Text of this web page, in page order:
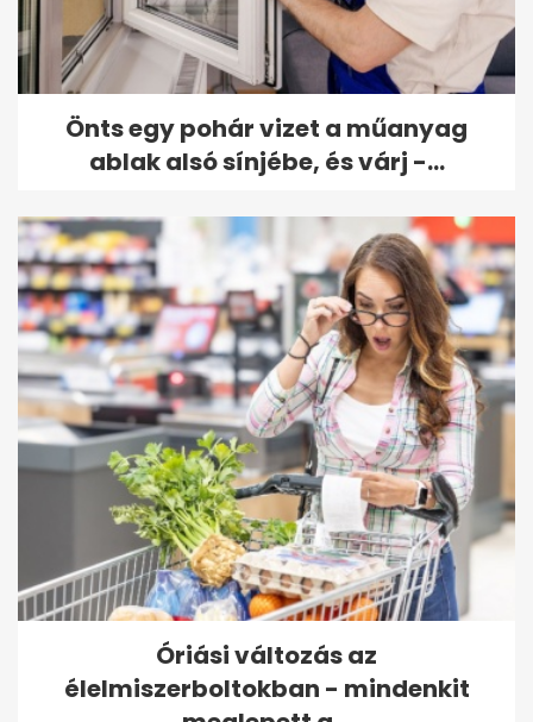
Önts egy pohár vizet a műanyag
ablak alsó sínjébe, és várj -...
Óriási változás az
élelmiszerboltokban - mindenkit